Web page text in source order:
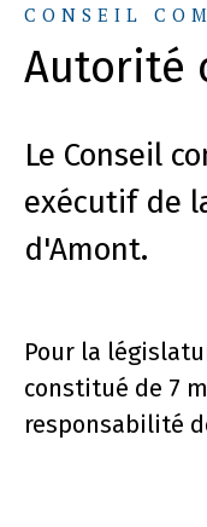
CONSEIL
Autorité
Le Conseil
exécutif de
d'Amont.
Pour la
constitué de 7
responsabilité